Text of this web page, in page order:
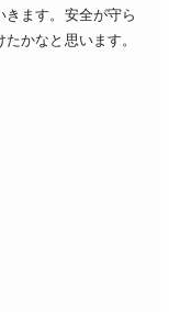
きます。安全が守ら
かなと思います。